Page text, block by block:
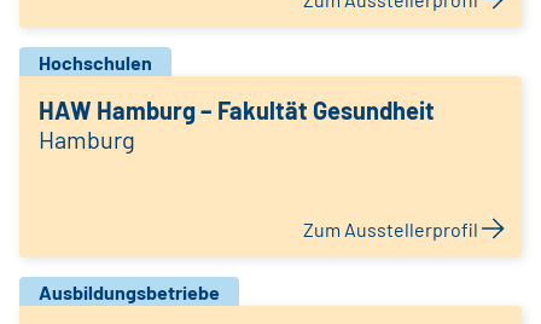
Hochschulen
HAW Hamburg – Fakultät Gesundheit
Hamburg
Zum Ausstellerprofil
Ausbildungsbetriebe